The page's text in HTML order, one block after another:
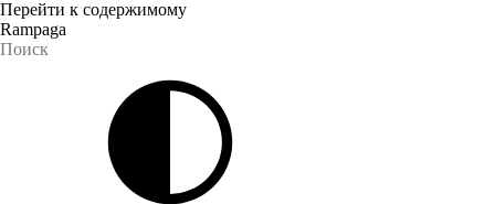
Перейти к содержимому
Rampaga